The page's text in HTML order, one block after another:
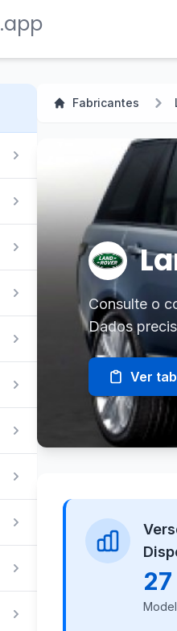
.app
Fabricantes
Consulte o
Dados
Ver
27